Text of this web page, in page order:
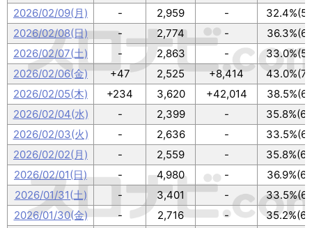
2026/02/09(月)
- 2,959 -
2026/02/08(日)
- 2,774 -
2026/02/07(土)
- 2,863 -
2026/02/06(金)
+47 2,525 +8,414
2026/02/05(木)
+234 3,620 +42,014
2026/02/04(水)
- 2,399 -
2026/02/03(火)
- 2,636 -
2026/02/02(月)
- 2,559 -
2026/02/01(日)
- 4,980 -
2026/01/31(土)
- 3,401 -
2026/01/30(金)
- 2,716 -